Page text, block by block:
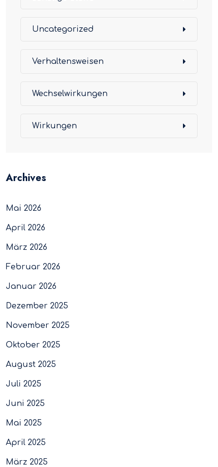
Uncategorized
Verhaltensweisen
Wechselwirkungen
Wirkungen
Archives
Mai 2026
April 2026
März 2026
Februar 2026
Januar 2026
Dezember 2025
November 2025
Oktober 2025
August 2025
Juli 2025
Juni 2025
Mai 2025
April 2025
März 2025